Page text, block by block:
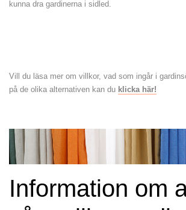
kunna dra gardinerna i sidled.
Vill du läsa mer om villkor, vad som ingår i
på de olika alternativen kan du klicka här!
Information om